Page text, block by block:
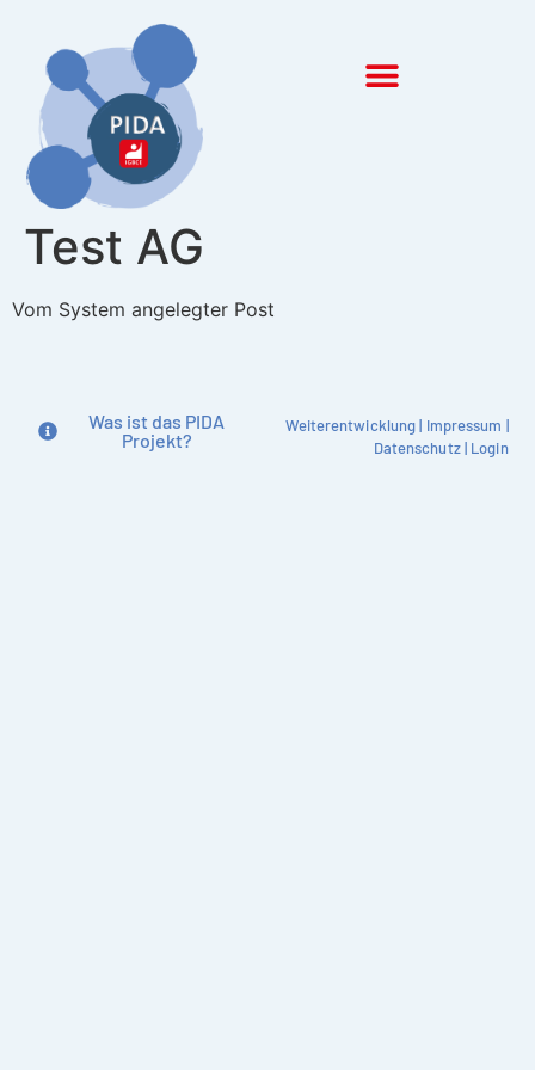
Test AG
Vom System angelegter Post
Was ist das PIDA
Projekt?
Weiterentwicklung| Impressum |
Datenschutz| Login